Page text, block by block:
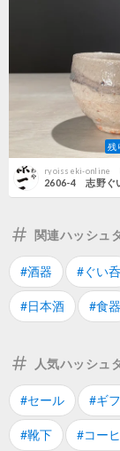
残
関連ハッシュ
#酒器 #ぐい呑
#日本酒 #食器
人気ハッシュ
#セール #ギ
#靴下 #コー